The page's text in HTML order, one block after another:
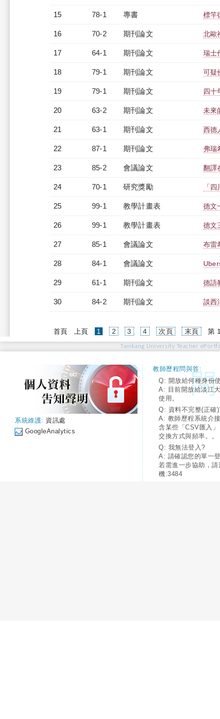
15 78-1 專書 標竿
16 70-2 期刊論文 北歐
17 64-1 期刊論文 瑞士
18 79-1 期刊論文 可疑
19 79-1 期刊論文 四十
20 63-2 期刊論文 未來
21 63-1 期刊論文 西德
22 87-1 期刊論文 弗瑞
23 85-2 會議論文 翻譯
24 70-1 研究獎勵 「
25 99-1 教學計畫表 德文
26 99-1 教學計畫表 德文
27 85-1 會議論文 布雷
28 84-1 會議論文
29 61-1 期刊論文 德語
30 84-2 期刊論文 談西
首頁 上頁 1 (current)
2 3 4 次頁 末頁 第
Tamkang University Teacher
系統維護: 資訊處
GoogleAnalytics
教師歷程問與答:
Q: 開放給何種身份
A: 目前開放給淡江
使用。
Q: 資料不完整(正確
A: 教師歷程系統介
含某些「CSV匯入
交換方式與頻率。。
Q: 我無法登入?
A: 請確認您的單一
若需進一步協助，
機:3484